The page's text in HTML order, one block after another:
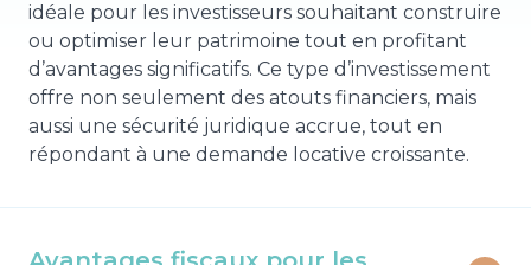
idéale pour les investisseurs souhaitant construire
ou optimiser leur patrimoine tout en profitant
d’avantages significatifs. Ce type d’investissement
offre non seulement des atouts financiers, mais
aussi une sécurité juridique accrue, tout en
répondant à une demande locative croissante.